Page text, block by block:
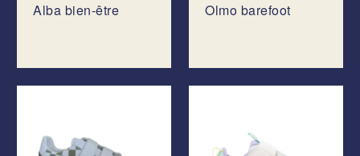
Alba bien-être
Olmo barefoot